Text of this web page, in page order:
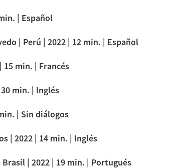
| Español
| Perú | 2022 | 12 min. | Español
15 min. | Francés
min. | Inglés
| Sin diálogos
| 2022 | 14 min. | Inglés
| 2022 | 19 min. | Portugués